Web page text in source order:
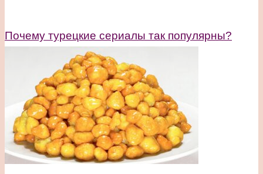
Почему турецкие сериалы так популярны?